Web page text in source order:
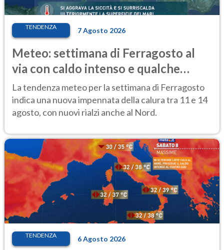
TENDENZA 7 Agosto 2026
Meteo: settimana di Ferragosto al
via con caldo intenso e qualche
temporale
La tendenza meteo per la settimana di Ferragosto
indica una nuova impennata della calura tra 11 e 14
agosto, con nuovi rialzi anche al Nord.
TENDENZA 6 Agosto 2026